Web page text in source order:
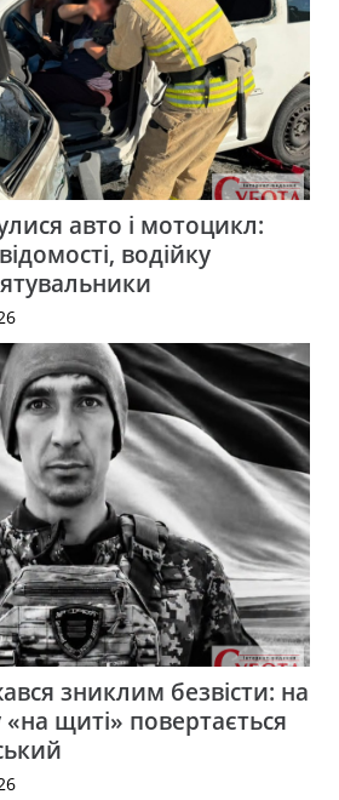
авто і мотоцикл:
водійку
зниклим безвісти: на
щиті» повертається